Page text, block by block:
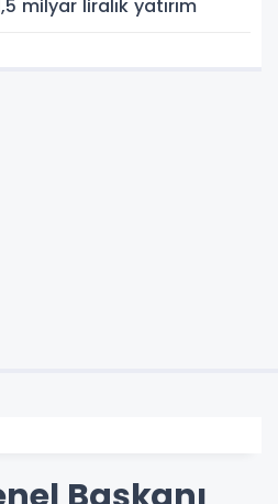
milyar liralık yatırım